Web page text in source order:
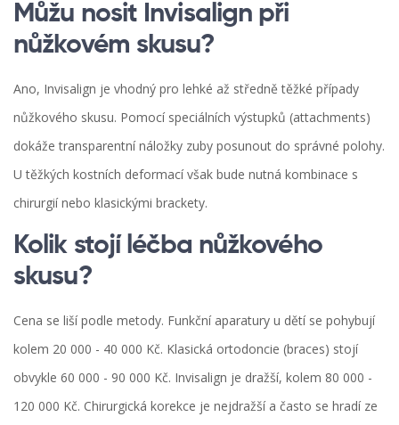
Můžu nosit Invisalign při
nůžkovém skusu?
Ano, Invisalign je vhodný pro lehké až středně těžké případy
nůžkového skusu. Pomocí speciálních výstupků (attachments)
dokáže transparentní náložky zuby posunout do správné polohy.
U těžkých kostních deformací však bude nutná kombinace s
chirurgií nebo klasickými brackety.
Kolik stojí léčba nůžkového
skusu?
Cena se liší podle metody. Funkční aparatury u dětí se pohybují
kolem 20 000 - 40 000 Kč. Klasická ortodoncie (braces) stojí
obvykle 60 000 - 90 000 Kč. Invisalign je dražší, kolem 80 000 -
120 000 Kč. Chirurgická korekce je nejdražší a často se hradí ze